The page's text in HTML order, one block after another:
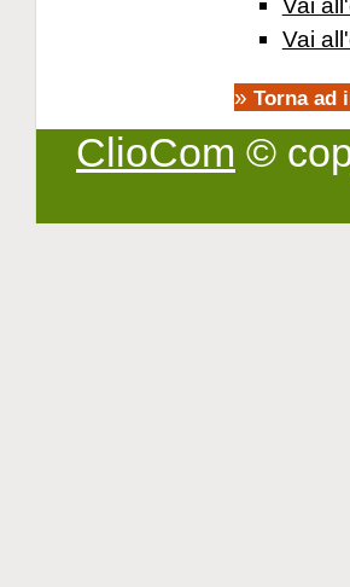
Vai
» Torna ad
ClioCom ©